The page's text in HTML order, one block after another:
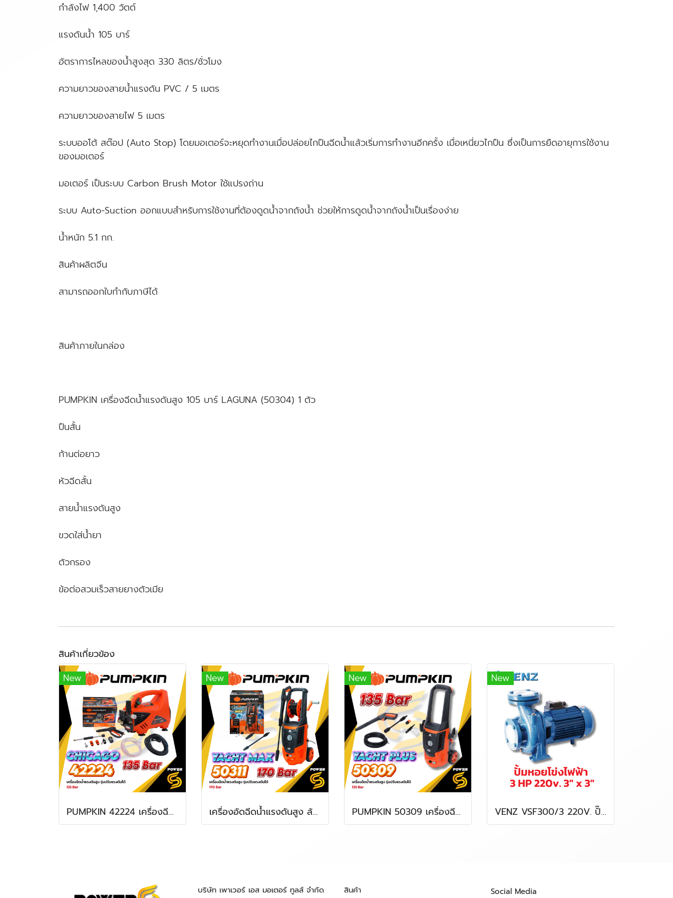
กำลังไฟ 1,400 วัตต์
แรงดันน้ำ 105 บาร์
อัตราการไหลของน้ำสูงสุด 330 ลิตร/ชั่วโมง
ความยาวของสายน้ำแรงดัน PVC / 5 เมตร
ความยาวของสายไฟ 5 เมตร
ระบบออโต้ สต๊อป (Auto Stop) โดยมอเตอร์จะหยุดทำงานเมื่อปล่อยไกปืนฉีดน้ำแล้วเริ่มการทำงานอีกครั้ง เมื่อเหนี่ยวไกปืน ซึ่งเป็นการยืดอายุการใช้งาน
ของมอเตอร์
มอเตอร์ เป็นระบบ Carbon Brush Motor ใช้แปรงถ่าน
ระบบ Auto-Suction ออกแบบสำหรับการใช้งานที่ต้องดูดน้ำจากถังน้ำ ช่วยให้การดูดน้ำจากถังน้ำเป็นเรื่องง่าย
น้ำหนัก 5.1 กก.
สินค้าผลิตจีน
สามารถออกใบกำกับภาษีได้
สินค้าภายในกล่อง
PUMPKIN เครื่องฉีดน้ำแรงดันสูง 105 บาร์ LAGUNA (50304) 1 ตัว
ปืนสั้น
ก้านต่อยาว
หัวฉีดสั้น
สายน้ำแรงดันสูง
ขวดใส่น้ำยา
ตัวกรอง
ข้อต่อสวมเร็วสายยางตัวเมีย
สินค้าเกี่ยวข้อง
New
PUMPKIN 42224 เครื่องฉีดน้ำแรงดันสูง รุ่นปรับแรงดันได้ CHICAGO 135 bar CG-135AJ
New
เครื่องอัดฉีดน้ำแรงดันสูง ล้างรถ,บ้าน กำลัง 2200วัตต์ แรงดัน 170bar PUMPKIN รุ่น 50311/YM-170
New
PUMPKIN 50309 เครื่องฉีดน้ำแรงดันสูง YACHT PLUS 135 bar สลายคราบสกปรก ฉีดแรงเอาอยู่
New
VENZ VSF300/3 220V. ปั๊มหอยโข่ง 3" x 3" 3 HP หน้าแปลน
บริษัท เพาเวอร์ เอส มอเตอร์ ทูลส์ จำกัด สินค้า Social Media